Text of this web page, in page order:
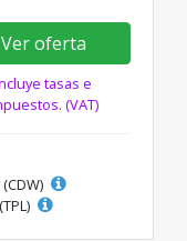
Ver oferta
tasas e
(VAT)